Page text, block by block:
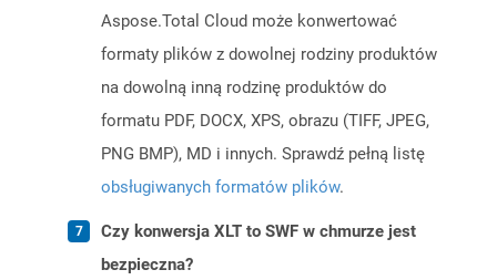
Aspose.Total Cloud może konwertować
formaty plików z dowolnej rodziny produktów
na dowolną inną rodzinę produktów do
formatu PDF, DOCX, XPS, obrazu (TIFF, JPEG,
PNG BMP), MD i innych. Sprawdź pełną listę
obsługiwanych formatów plików.
Czy konwersja XLT to SWF w chmurze jest
bezpieczna?